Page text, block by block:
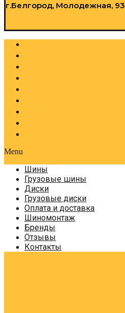
г.Белгород, Молодежная, 93
Menu
Шины
Грузовые шины
Диски
Грузовые диски
Оплата и доставка
Шиномонтаж
Бренды
Отзывы
Контакты